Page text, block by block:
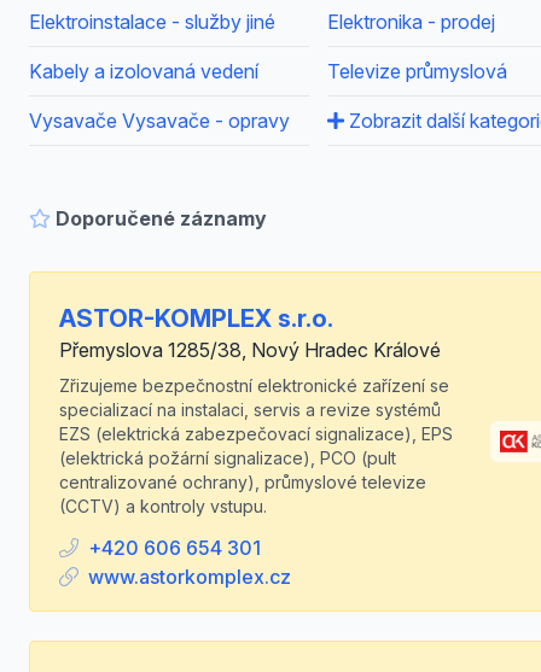
Elektroinstalace - služby jiné Elektronika - prodej
Kabely a izolovaná vedení Televize průmyslová
Vysavače Vysavače - opravy Zobrazit další
Doporučené záznamy
ASTOR-KOMPLEX s.r.o.
Přemyslova 1285/38, Nový Hradec Králové
Zřizujeme bezpečnostní elektronické zařízení se
specializací na instalaci, servis a revize systémů
EZS (elektrická zabezpečovací signalizace), EPS
(elektrická požární signalizace), PCO (pult
centralizované ochrany), průmyslové televize
(CCTV) a kontroly vstupu.
+420 606 654 301
www.astorkomplex.cz